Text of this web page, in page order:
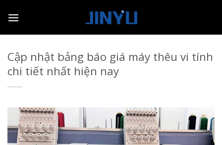
Cập nhật bảng báo giá máy thêu vi tính
chi tiết nhất hiện nay